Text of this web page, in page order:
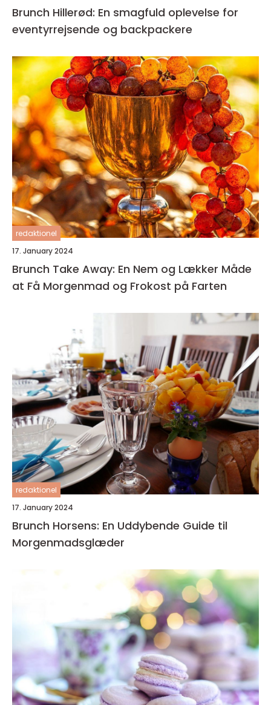
Brunch Hillerød: En smagfuld oplevelse for
eventyrrejsende og backpackere
redaktionel
17. January 2024
Brunch Take Away: En Nem og Lækker Måde
at Få Morgenmad og Frokost på Farten
redaktionel
17. January 2024
Brunch Horsens: En Uddybende Guide til
Morgenmadsglæder